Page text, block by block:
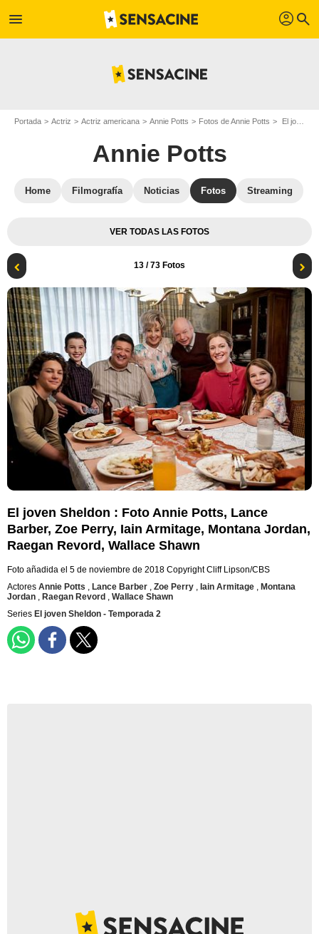
menu profil search
Portada Actriz Actriz americana Annie Potts Fotos de Annie Potts El joven Sheldon : Foto Annie Potts, Lance Barber, Zoe Perry, Iain Armitage, Montana Jordan, Raegan Revord, Wallace Shawn
Annie Potts
Home Filmografía Noticias Fotos Streaming
VER TODAS LAS FOTOS
13 / 73 Fotos
El joven Sheldon : Foto Annie Potts, Lance
Barber, Zoe Perry, Iain Armitage, Montana Jordan,
Raegan Revord, Wallace Shawn
Foto añadida el 5 de noviembre de 2018 Copyright Cliff Lipson/CBS
Actores Annie Potts , Lance Barber , Zoe Perry , Iain Armitage , Montana
Jordan , Raegan Revord , Wallace Shawn
Series El joven Sheldon - Temporada 2